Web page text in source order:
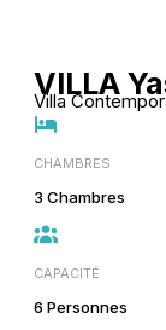
VILLA
Villa
CHAMBRES
3 Chambres
CAPACITÉ
6 Personnes